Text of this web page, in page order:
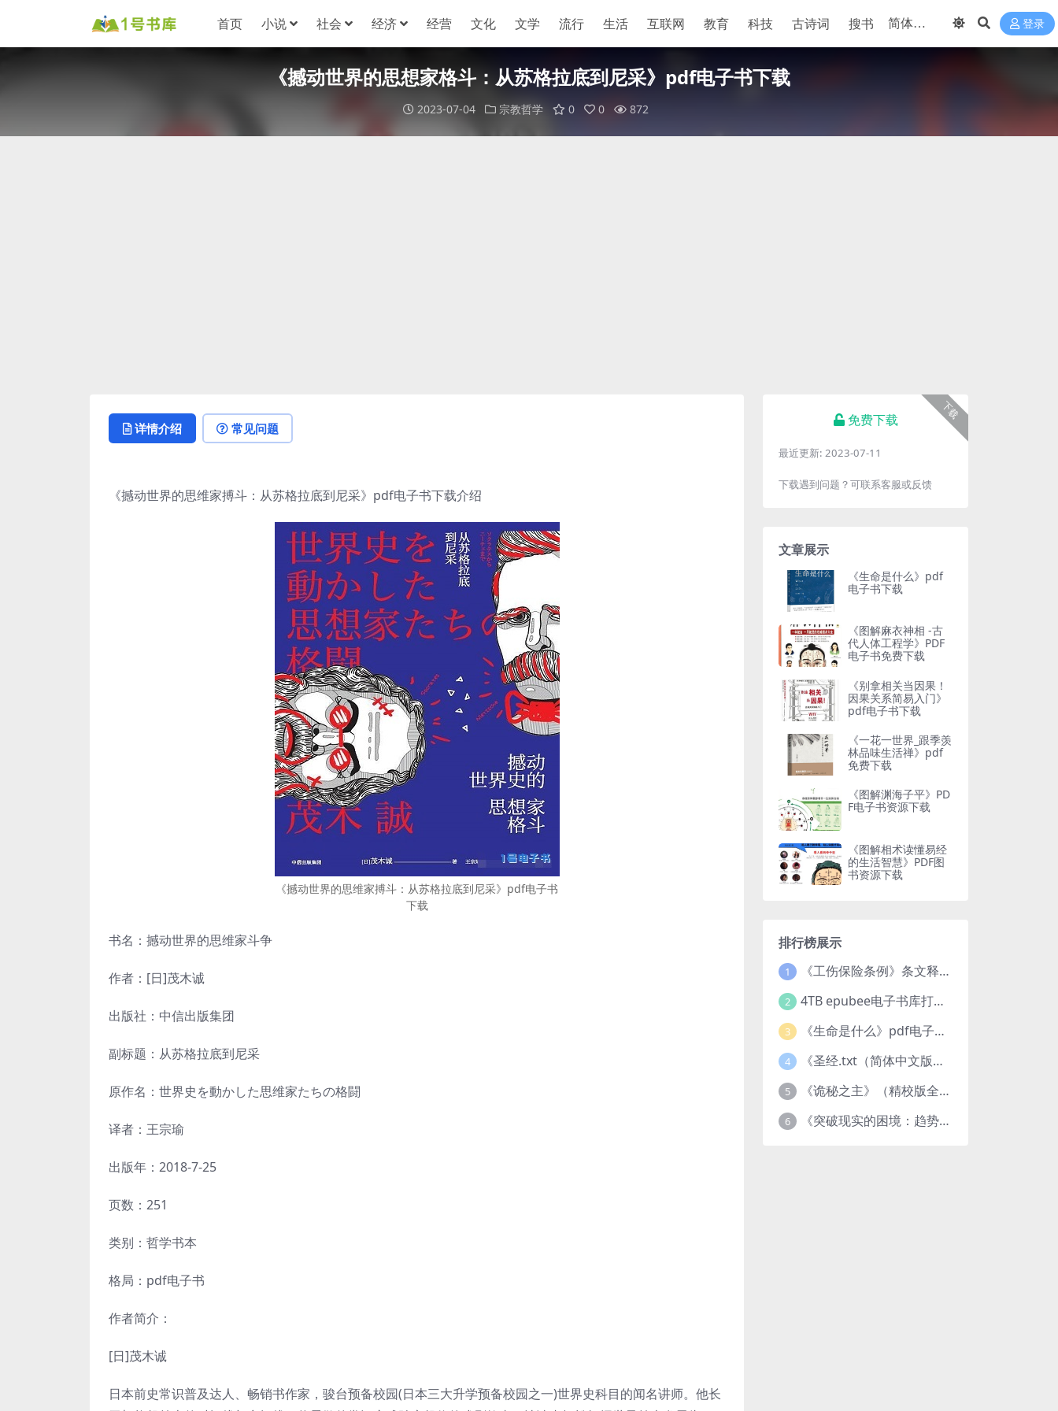
首页 小说 社会 经济 经营 文化 文学 流行 生活 互联网 教育 科技 古诗词 搜书 登录
《撼动世界的思想家格斗：从苏格拉底到尼采》pdf电子书下载
2023-07-04 宗教哲学 0 0 872
详情介绍 常见问题
《撼动世界的思维家搏斗：从苏格拉底到尼采》pdf电子书下载介绍
《撼动世界的思维家搏斗：从苏格拉底到尼采》pdf电子书
下载
书名：撼动世界的思维家斗争
作者：[日]茂木诚
出版社：中信出版集团
副标题：从苏格拉底到尼采
原作名：世界史を動かした思维家たちの格闘
译者：王宗瑜
出版年：2018-7-25
页数：251
类别：哲学书本
格局：pdf电子书
作者简介：
[日]茂木诚
日本前史常识普及达人、畅销书作家，骏台预备校园(日本三大升学预备校园之一)世界史科目的闻名讲师。他长
下载
免费下载
最近更新: 2023-07-11
下载遇到问题？可联系客服或反馈
文章展示
《生命是什么》pdf
电子书下载
《图解麻衣神相 -古
代人体工程学》PDF
电子书免费下载
《别拿相关当因果！
因果关系简易入门》
pdf电子书下载
《一花一世界_跟季羡
林品味生活禅》pdf
免费下载
《图解渊海子平》PD
F电子书资源下载
《图解相术读懂易经
的生活智慧》PDF图
书资源下载
排行榜展示
1 《工伤保险条例》条文释义及案例分析pdf下载
2 4TB epubee电子书库打包下载
3 《生命是什么》pdf电子书下载
4 《圣经.txt（简体中文版）》作者：基督教译者：中国基督教协会
5 《诡秘之主》（精校版全本）作者：爱潜水的乌贼txt
6 《突破现实的困境：趋势、禀赋与企业家的大战略》pdf图书下载